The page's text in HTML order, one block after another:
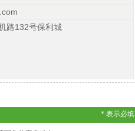
路132号保利城
* 表示必填